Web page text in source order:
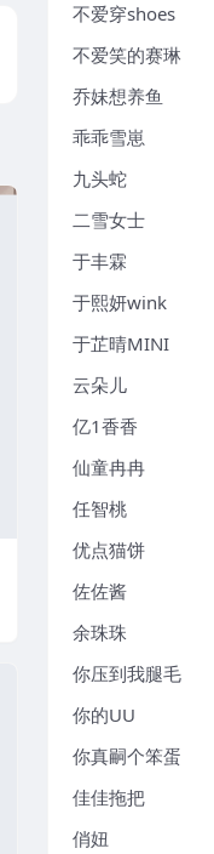
不爱穿shoes
不爱笑的赛琳
乔妹想养鱼
乖乖雪崽
九头蛇
二雪女士
于丰霖
于熙妍wink
于芷晴MINI
云朵儿
亿1香香
仙童冉冉
任智桃
优点猫饼
佐佐酱
余珠珠
你压到我腿毛
你的UU
你真嗣个笨蛋
佳佳拖把
俏妞